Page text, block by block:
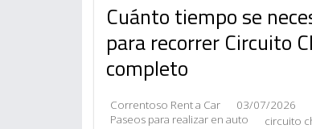
Cuánto tiempo se
para recorrer Circuito
completo
Correntoso Rent a Car
03/07/2026
Paseos para realizar en auto
circuito